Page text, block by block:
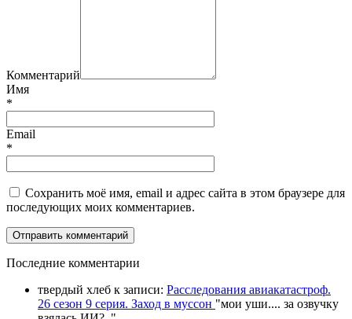
Комментарий
Имя
*
Email
*
Сохранить моё имя, email и адрес сайта в этом браузере для
последующих моих комментариев.
Последние комментарии
твердый хлеб к записи: Расследования авиакатастроф.
26 сезон 9 серия. Заход в муссон "мои уши.... за озвучку